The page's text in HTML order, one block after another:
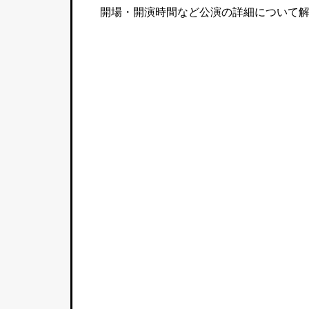
開場・開演時間など公演の詳細について解